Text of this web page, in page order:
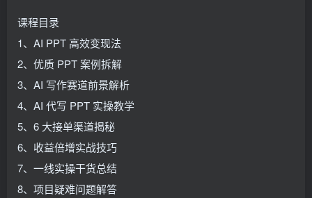
课程目录
1、AI PPT 高效变现法
2、优质 PPT 案例拆解
3、AI 写作赛道前景解析
4、AI 代写 PPT 实操教学
5、6 大接单渠道揭秘
6、收益倍增实战技巧
7、一线实操干货总结
8、项目疑难问题解答